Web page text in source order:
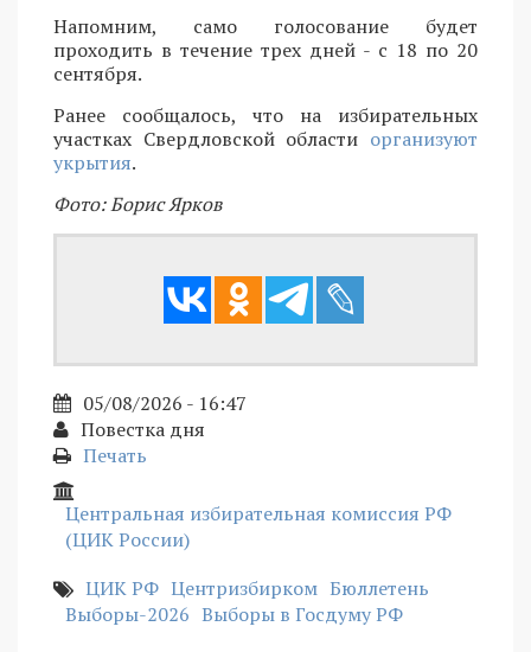
Напомним, само голосование будет
проходить в течение трех дней - с 18 по 20
сентября.
Ранее сообщалось, что на избирательных
участках Свердловской области организуют
укрытия.
Фото: Борис Ярков
05/08/2026 - 16:47
Повестка дня
Печать
Центральная избирательная комиссия РФ
(ЦИК России)
ЦИК РФ Центризбирком Бюллетень
Выборы-2026 Выборы в Госдуму РФ